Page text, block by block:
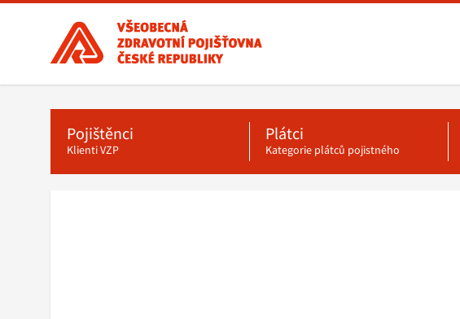
Všeobecná
zdravotní
pojišťovna
ČR,
hlavní
stránka
Pojištěnci
Klienti VZP
Plátci
Kategorie plátců pojistného